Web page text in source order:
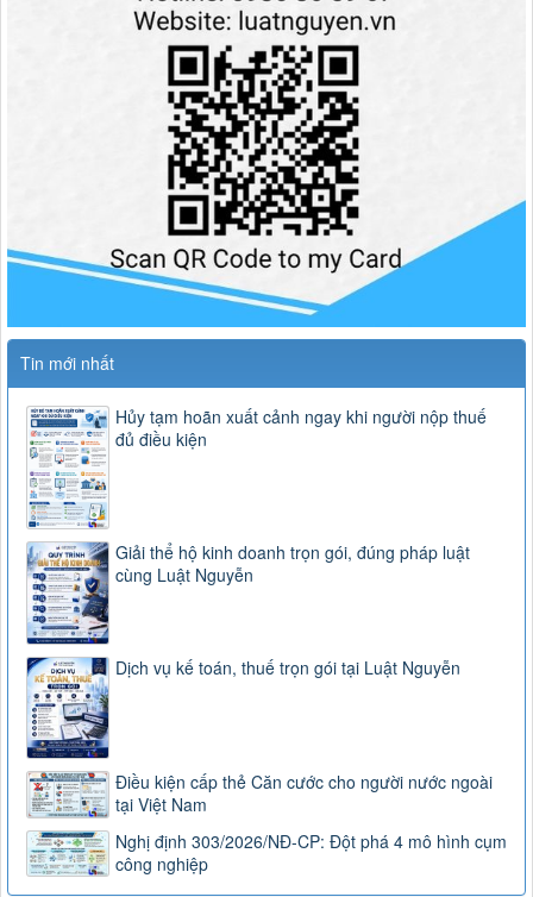
Tin mới nhất
Hủy tạm hoãn xuất cảnh ngay khi người nộp thuế
đủ điều kiện
Giải thể hộ kinh doanh trọn gói, đúng pháp luật
cùng Luật Nguyễn
Dịch vụ kế toán, thuế trọn gói tại Luật Nguyễn
Điều kiện cấp thẻ Căn cước cho người nước ngoài
tại Việt Nam
Nghị định 303/2026/NĐ-CP: Đột phá 4 mô hình cụm
công nghiệp